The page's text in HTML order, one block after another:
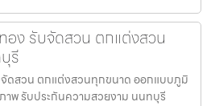
อง รับจัดสวน ตกแต่งสวน
รี
ดสวน ตกแต่งสวนทุกขนาด ออกแบบภูมิ
าพ รับประกันความสวยงาม นนทบุรี